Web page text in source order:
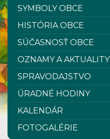
SYMBOLY OBCE
HISTÓRIA OBCE
SÚČASNOSŤ OBCE
OZNAMY A AKTUALITY
SPRAVODAJSTVO
ÚRADNÉ HODINY
KALENDÁR
FOTOGALÉRIE